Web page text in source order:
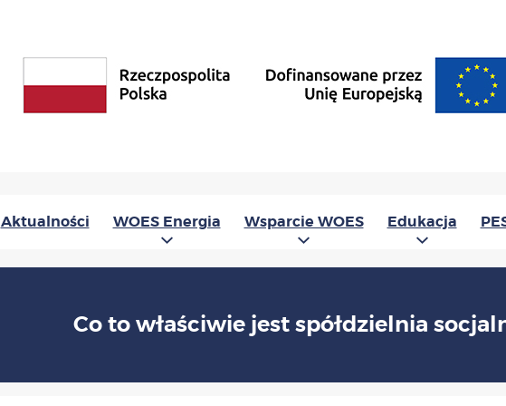
Aktualności WOES Energia Wsparcie WOES Edukacja
Co to właściwie jest spółdzielnia